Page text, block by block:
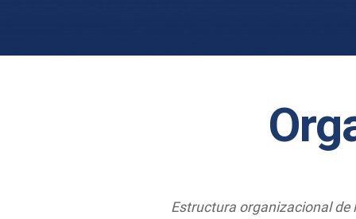
Estructura organizacional de la Facultad